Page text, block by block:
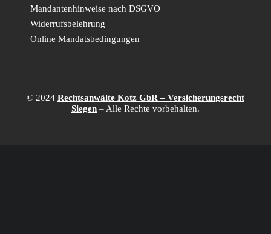
Mandantenhinweise nach DSGVO
Widerrufsbelehrung
Online Mandatsbedingungen
© 2024 Rechtsanwälte Kotz GbR – Versicherungsrecht
Siegen – Alle Rechte vorbehalten.